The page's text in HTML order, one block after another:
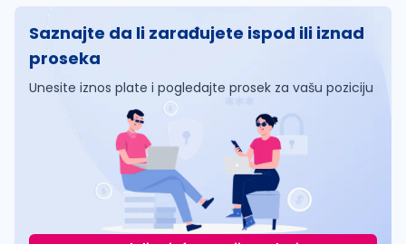
Saznajte da li zarađujete ispod ili iznad
proseka
Unesite iznos plate i pogledajte prosek za vašu poziciju